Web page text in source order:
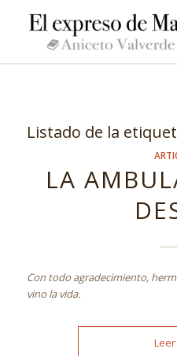
Listado de la
LA
Con todo agradecimiento,
vino la vida.